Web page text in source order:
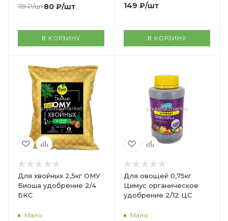
119₽/шт80 ₽/шт
В КОРЗИНУ
149 ₽/шт
В КОРЗИНУ
Для хвойных 2,5кг ОМУ
Биоша удобрение 2/4
БКС
Мало
Для овощей 0,75кг
Цимус органическое
удобрение 2/12 ЦС
Мало